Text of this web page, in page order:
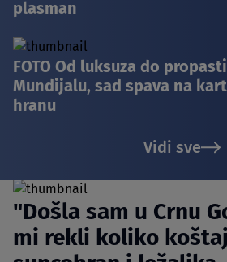
plasman
FOTO Od luksuza do
Mundijalu, sad spava na
hranu
Vidi sve
"Došla sam u Crnu
mi rekli koliko